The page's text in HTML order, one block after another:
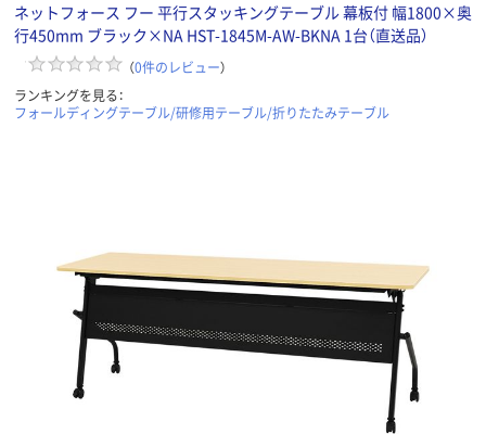
ネットフォース フー 平行スタッキングテーブル 幕板付 幅1800×奥
行450mm ブラック×NA HST-1845M-AW-BKNA 1台（直送品）
（0件のレビュー）
ランキングを見る：
フォールディングテーブル/研修用テーブル/折りたたみテーブル